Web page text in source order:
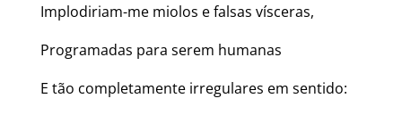
Implodiriam-me miolos e falsas vísceras,
Programadas para serem humanas
E tão completamente irregulares em sentido: